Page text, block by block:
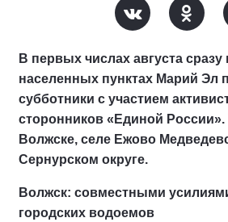
В первых числах августа сразу
населенных пунктах Марий Эл
субботники с участием
сторонников «Единой
Волжске, селе Ежово
Сернурском округе.
Волжск: совместными
городских водоемов